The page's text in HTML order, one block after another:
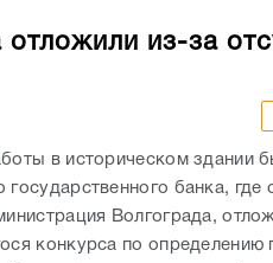
из-за
в историческом здании
государственного банка, где
Волгограда,
конкурса по определению